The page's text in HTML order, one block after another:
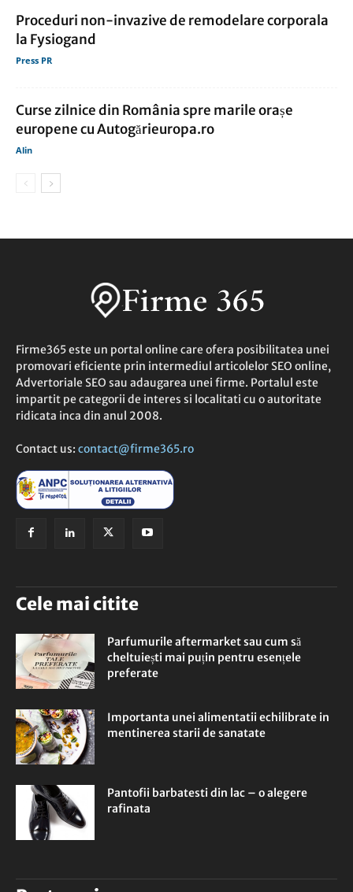
Proceduri non-invazive de remodelare corporala
la Fysiogand
Press PR
Curse zilnice din România spre marile orașe
europene cu Autogărieuropa.ro
Alin
Firme365 este un portal online care ofera posibilitatea unei
promovari eficiente prin intermediul articolelor SEO online,
Advertoriale SEO sau adaugarea unei firme. Portalul este
impartit pe categorii de interes si localitati cu o autoritate
ridicata inca din anul 2008.
Contact us: contact@firme365.ro
Cele mai citite
Parfumurile aftermarket sau cum să
cheltuiești mai puțin pentru esențele
preferate
Importanta unei alimentatii echilibrate in
mentinerea starii de sanatate
Pantofii barbatesti din lac – o alegere
rafinata